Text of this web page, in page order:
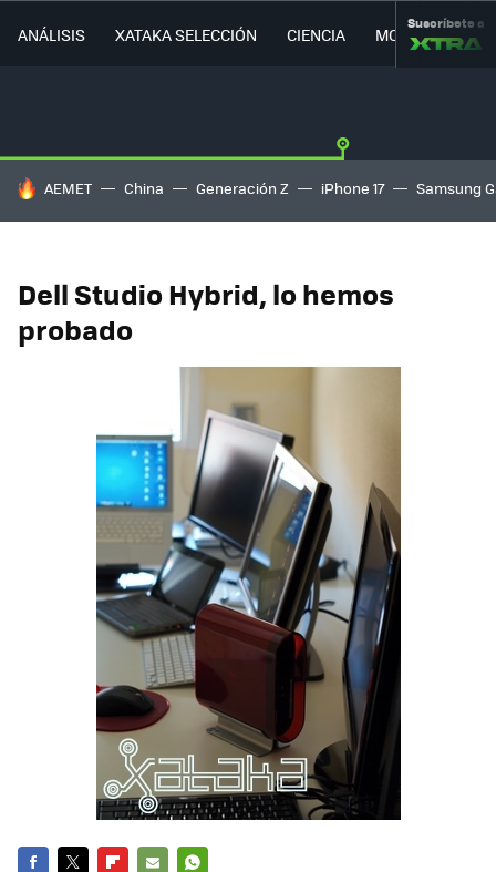
ANÁLISIS XATAKA SELECCIÓN CIENCIA MOVILIDAD
Suscríbete a
HOY SE HABLA DE
AEMET China Generación Z iPhone 17 Samsung
Dell Studio Hybrid, lo hemos
probado